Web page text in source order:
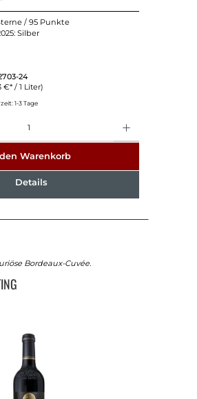
/ 95 Punkte
Silber
24
€* / 1 Liter)
1-3 Tage
Warenkorb
Details
Bordeaux-Cuvée.